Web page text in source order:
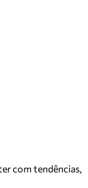
com tendências,